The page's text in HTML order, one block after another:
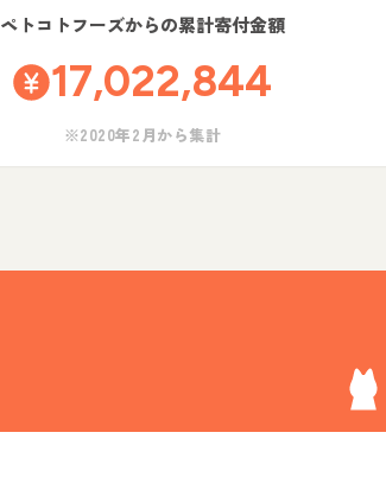
ペトコトフーズからの累計寄付金額
17,022,844
※2020年2月から集計